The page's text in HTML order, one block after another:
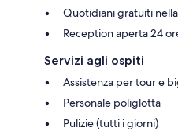
Quotidiani gratuiti
Reception aperta 24
Servizi agli ospiti
Assistenza per tour e
Personale poliglotta
Pulizie (tutti i giorni)